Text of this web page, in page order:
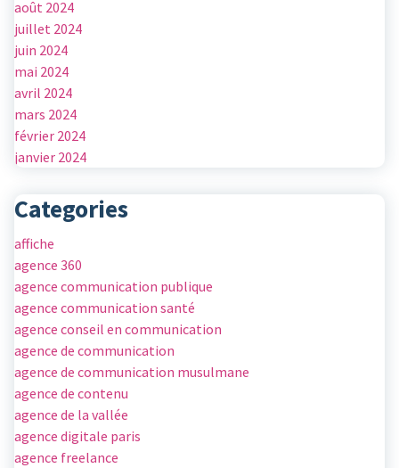
août 2024
juillet 2024
juin 2024
mai 2024
avril 2024
mars 2024
février 2024
janvier 2024
Categories
affiche
agence 360
agence communication publique
agence communication santé
agence conseil en communication
agence de communication
agence de communication musulmane
agence de contenu
agence de la vallée
agence digitale paris
agence freelance